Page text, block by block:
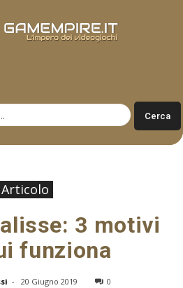
Articolo
3 motivi
funziona
- 20 Giugno 2019 0